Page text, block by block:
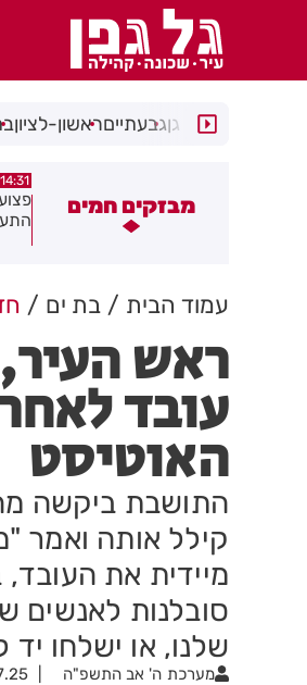
רמת גןגבעתייםראשון-לציון
מבזקים חמים
פצוע בהתהפכות רכב בכניסה לאזור
14:15
עמוד הבית בת ים
ראש
עובד
האוטיסט
התושבת ביקשה
קילל אותה ואמר
מיידית את
סובלנות לאנשים
שלנו, או ישלחו יד
מערכת ה' אב התשפ"ה 11:42